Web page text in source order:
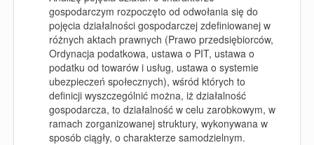
gospodarczym rozpoczęto od odwołania się do
pojęcia działalności gospodarczej zdefiniowanej w
różnych aktach prawnych (Prawo przedsiębiorców,
Ordynacja podatkowa, ustawa o PIT, ustawa o
podatku od towarów i usług, ustawa o systemie
ubezpieczeń społecznych), wśród których to
definicji wyszczególnić można, iż działalność
gospodarcza, to działalność w celu zarobkowym, w
ramach zorganizowanej struktury, wykonywana w
sposób ciągły, o charakterze samodzielnym.